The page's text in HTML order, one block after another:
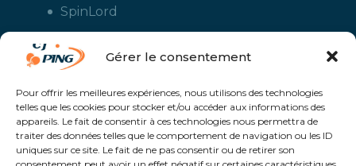
Gérer le consentement
Pour offrir les meilleures expériences, nous utilisons des technologies
telles que les cookies pour stocker et/ou accéder aux informations des
appareils. Le fait de consentir à ces technologies nous permettra de
traiter des données telles que le comportement de navigation ou les ID
uniques sur ce site. Le fait de ne pas consentir ou de retirer son
SpinLord
Tuttle
Xiom
Yasaka